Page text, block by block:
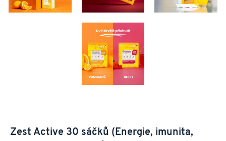
Zest Active 30 sáčků (Energie, imunita,